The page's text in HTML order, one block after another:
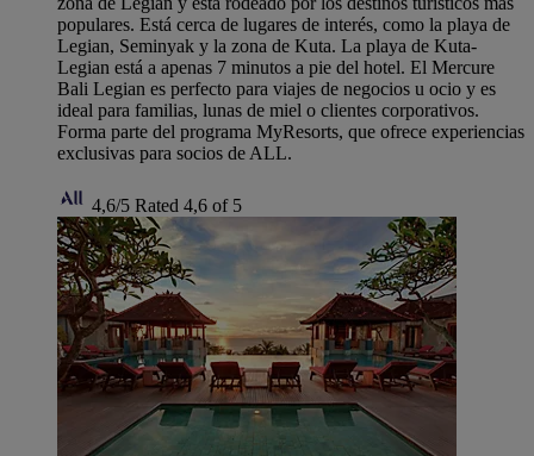
populares. Está cerca de lugares de interés, como la playa de
Legian, Seminyak y la zona de Kuta. La playa de Kuta-
Legian está a apenas 7 minutos a pie del hotel. El Mercure
Bali Legian es perfecto para viajes de negocios u ocio y es
ideal para familias, lunas de miel o clientes corporativos.
Forma parte del programa MyResorts, que ofrece experiencias
exclusivas para socios de ALL.
4,6/5 Rated 4,6 of 5